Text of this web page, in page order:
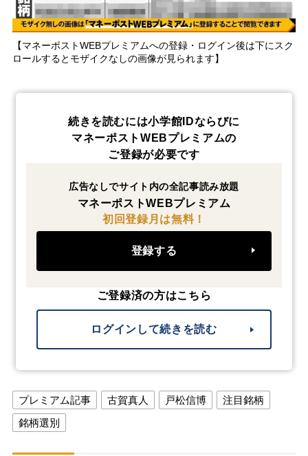
【マネーポストWEBプレミアムへの登録・ログイン後は下にスク
ロールするとモザイクなしの画像が見られます】
続きを読むには小学館IDならびに
マネーポストWEBプレミアムの
ご登録が必要です
広告なしでサイト内の全記事読み放題
マネーポストWEBプレミアム
初回登録月は無料！
登録する
ご登録済の方はこちら
ログインして続きを読む
プレミアム記事 古賀真人 戸松信博
注目銘柄
銘柄選別